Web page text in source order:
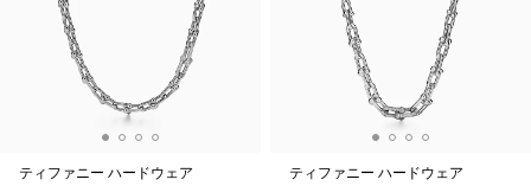
ティファニー ハードウェア
ティファニー ハードウェア